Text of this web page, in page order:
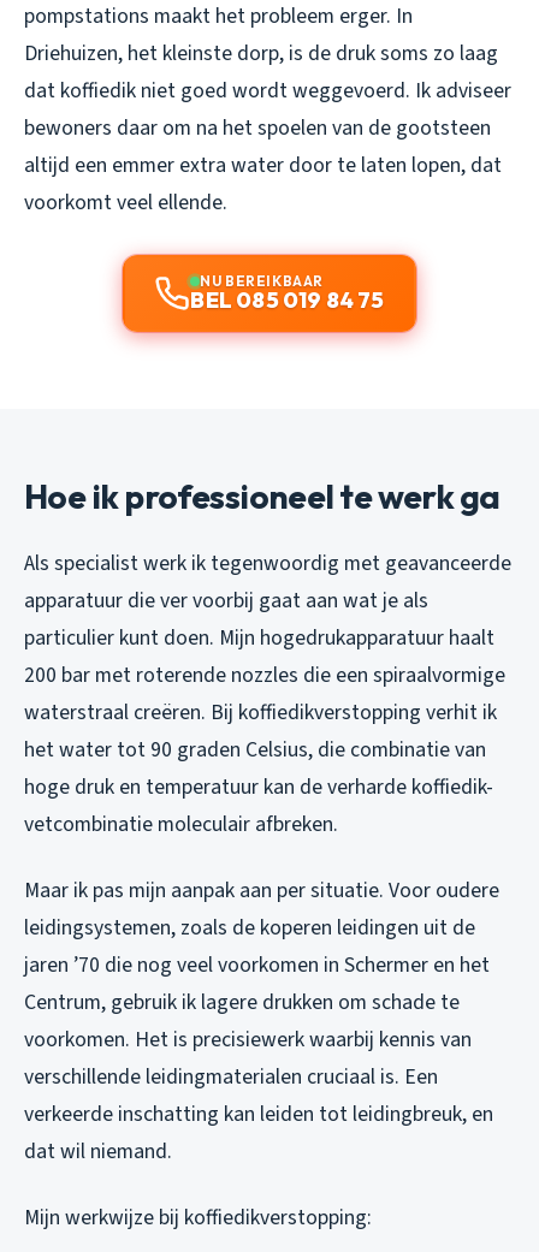
pompstations maakt het probleem erger. In
Driehuizen, het kleinste dorp, is de druk soms zo laag
dat koffiedik niet goed wordt weggevoerd. Ik adviseer
bewoners daar om na het spoelen van de gootsteen
altijd een emmer extra water door te laten lopen, dat
voorkomt veel ellende.
NU BEREIKBAAR
BEL 085 019 84 75
Hoe ik professioneel te werk ga
Als specialist werk ik tegenwoordig met geavanceerde
apparatuur die ver voorbij gaat aan wat je als
particulier kunt doen. Mijn hogedrukapparatuur haalt
200 bar met roterende nozzles die een spiraalvormige
waterstraal creëren. Bij koffiedikverstopping verhit ik
het water tot 90 graden Celsius, die combinatie van
hoge druk en temperatuur kan de verharde koffiedik-
vetcombinatie moleculair afbreken.
Maar ik pas mijn aanpak aan per situatie. Voor oudere
leidingsystemen, zoals de koperen leidingen uit de
jaren ’70 die nog veel voorkomen in Schermer en het
Centrum, gebruik ik lagere drukken om schade te
voorkomen. Het is precisiewerk waarbij kennis van
verschillende leidingmaterialen cruciaal is. Een
verkeerde inschatting kan leiden tot leidingbreuk, en
dat wil niemand.
Mijn werkwijze bij koffiedikverstopping: